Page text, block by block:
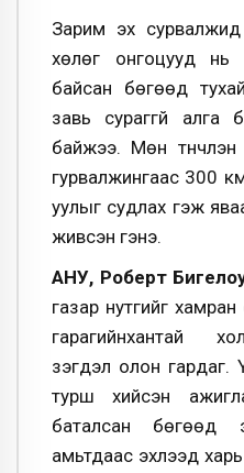
Зарим эх
хөлөг онгоцууд нь
байсан бөгөөд
завь сураггүй алга
байжээ. Мөн
гурвалжингаас 300
уулыг судлах гэж
живсэн гэнэ.
АНУ, Роберт
газар нутгийг
гарагийнхантай
үзэгдэл олон гардаг.
турш хийсэн
баталсан бөгөөд
амьтдаас эхлээд